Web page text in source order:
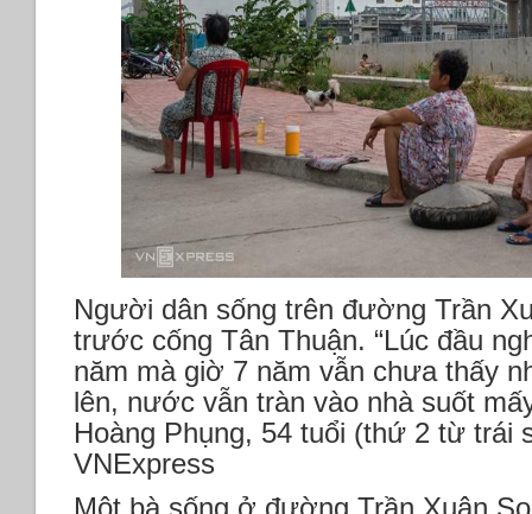
Người dân sống trên đường Trần
trước cống Tân Thuận. “Lúc đầu
năm mà giờ 7 năm vẫn chưa thấy
lên, nước vẫn tràn vào nhà suốt
Hoàng Phụng, 54 tuổi (thứ 2 từ trái
VNExpress
Một bà sống ở đường Trần Xuân